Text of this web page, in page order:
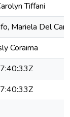
Tiffani
Mariela Del
Coraima